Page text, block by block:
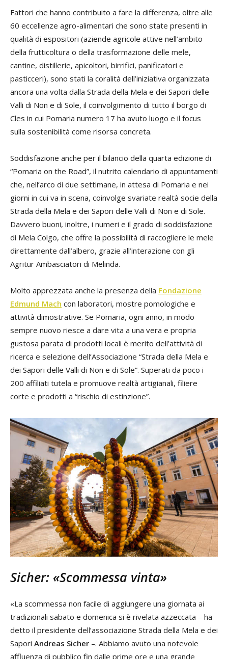
Fattori che hanno contribuito a fare la differenza, oltre alle
60 eccellenze agro-alimentari che sono state presenti in
qualità di espositori (aziende agricole attive nell’ambito
della frutticoltura o della trasformazione delle mele,
cantine, distillerie, apicoltori, birrifici, panificatori e
pasticceri), sono stati la coralità dell’iniziativa organizzata
ancora una volta dalla Strada della Mela e dei Sapori delle
Valli di Non e di Sole, il coinvolgimento di tutto il borgo di
Cles in cui Pomaria numero 17 ha avuto luogo e il focus
sulla sostenibilità come risorsa concreta.
Soddisfazione anche per il bilancio della quarta edizione di
“Pomaria on the Road”, il nutrito calendario di appuntamenti
che, nell’arco di due settimane, in attesa di Pomaria e nei
giorni in cui va in scena, coinvolge svariate realtà socie della
Strada della Mela e dei Sapori delle Valli di Non e di Sole.
Davvero buoni, inoltre, i numeri e il grado di soddisfazione
di Mela Colgo, che offre la possibilità di raccogliere le mele
direttamente dall’albero, grazie all’interazione con gli
Agritur Ambasciatori di Melinda.
Molto apprezzata anche la presenza della Fondazione
Edmund Mach con laboratori, mostre pomologiche e
attività dimostrative. Se Pomaria, ogni anno, in modo
sempre nuovo riesce a dare vita a una vera e propria
gustosa parata di prodotti locali è merito dell’attività di
ricerca e selezione dell’Associazione “Strada della Mela e
dei Sapori delle Valli di Non e di Sole”. Superati da poco i
200 affiliati tutela e promuove realtà artigianali, filiere
corte e prodotti a “rischio di estinzione”.
Sicher: «Scommessa vinta»
«La scommessa non facile di aggiungere una giornata ai
tradizionali sabato e domenica si è rivelata azzeccata – ha
detto il presidente dell’associazione Strada della Mela e dei
Sapori Andreas Sicher –. Abbiamo avuto una notevole
affluenza di pubblico fin dalle prime ore e una grande